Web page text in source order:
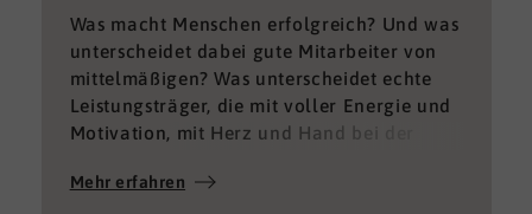
Was macht Menschen erfolgreich? Und was
unterscheidet dabei gute Mitarbeiter von
mittelmäßigen? Was unterscheidet echte
Leistungsträger, die mit voller Energie und
Motivation, mit Herz und Hand bei der
„Job“ machen und von denen, die – aus
Mehr erfahren